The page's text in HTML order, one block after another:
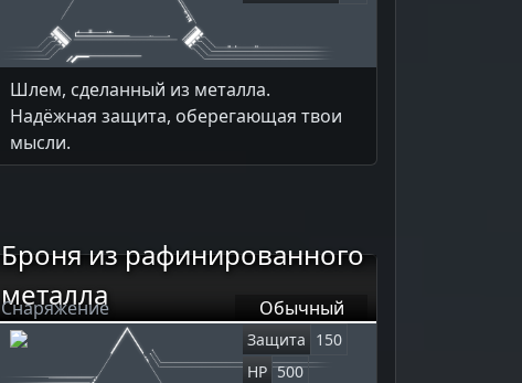
Шлем, сделанный из металла.
Надёжная защита, оберегающая твои
мысли.
Броня из рафинированного
металла
Снаряжение Обычный
Защита 150
HP 500